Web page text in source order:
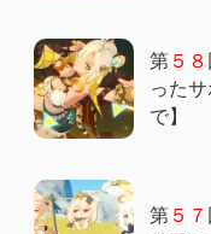
第５８
った
で】
第５７